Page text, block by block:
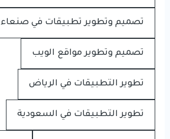
تصميم وتطوير تطبيقات في صنعاء
تصميم وتطوير مواقع الويب
تطوير التطبيقات في الرياض
تطوير التطبيقات في السعودية